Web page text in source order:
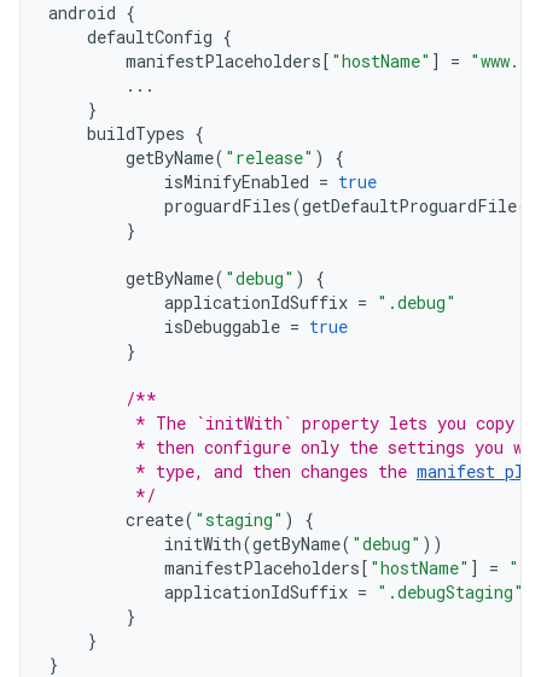
android {
defaultConfig {
manifestPlaceholders[ "hostName" ] =
...
}
buildTypes {
getByName( "release" )
{
isMinifyEnabled = true
proguardFiles(getDefaultProguardFile(
}
getByName( "debug" )
{
applicationIdSuffix = ".debug"
isDebuggable = true
}
/**
* The `initWith` property lets you copy
* then configure only the settings you
         * type, and then changes the
manifest
         */
create( "staging" )
{
initWith(getByName( "debug" ))
manifestPlaceholders[ "hostName" ] =
applicationIdSuffix = ".debugStaging"
}
}
}